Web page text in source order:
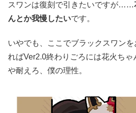
スワンは復刻で引きたいですが……
んとか我慢したいです。
いやでも、ここでブラックスワン
ればVer2.0終わりごろには花火ち
や耐えろ、僕の理性。